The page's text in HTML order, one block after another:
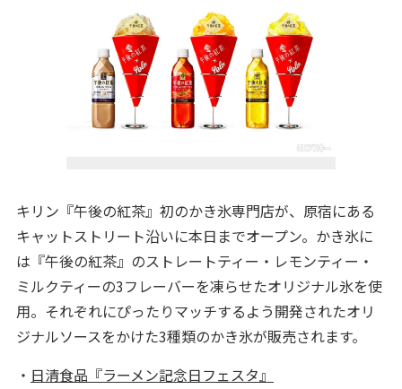
キリン『午後の紅茶』初のかき氷専門店が、原宿にある
キャットストリート沿いに本日までオープン。かき氷に
は『午後の紅茶』のストレートティー・レモンティー・
ミルクティーの3フレーバーを凍らせたオリジナル氷を使
用。それぞれにぴったりマッチするよう開発されたオリ
ジナルソースをかけた3種類のかき氷が販売されます。
・ 日清食品『ラーメン記念日フェスタ』